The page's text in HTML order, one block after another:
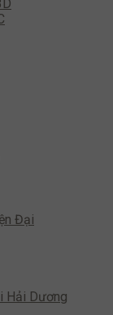
Đại
Hải Dương